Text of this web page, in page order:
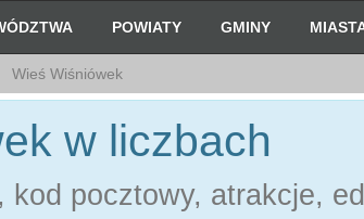
POWIATY GMINY
Wieś Wiśniówek
w liczbach
pocztowy, atrakcje,